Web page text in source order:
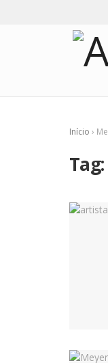
Início ›
Tag: